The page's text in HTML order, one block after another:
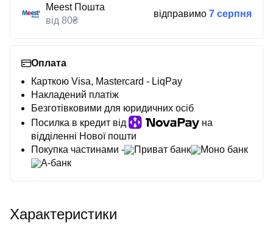
Meest Пошта
від 80₴
відправимо 7 серпня
Оплата
Карткою Visa, Mastercard - LiqPay
Накладений платіж
Безготівковими для юридичних осіб
Посилка в кредит від
на
відділенні Нової пошти
Покупка частинами -
Приват банк
Моно банк
А-банк
Характеристики